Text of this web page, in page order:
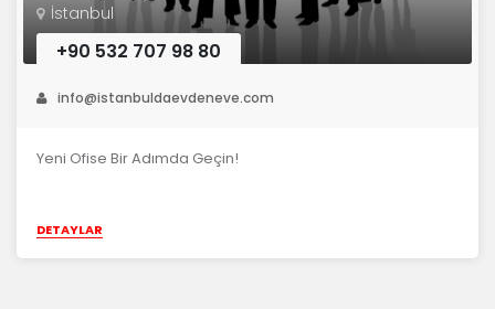
İstanbul
+90 532 707 98 80
info@istanbuldaevdeneve.com
Yeni Ofise Bir Adımda Geçin!
DETAYLAR